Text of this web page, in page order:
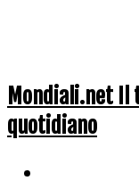
Mondiali.net Il
quotidiano